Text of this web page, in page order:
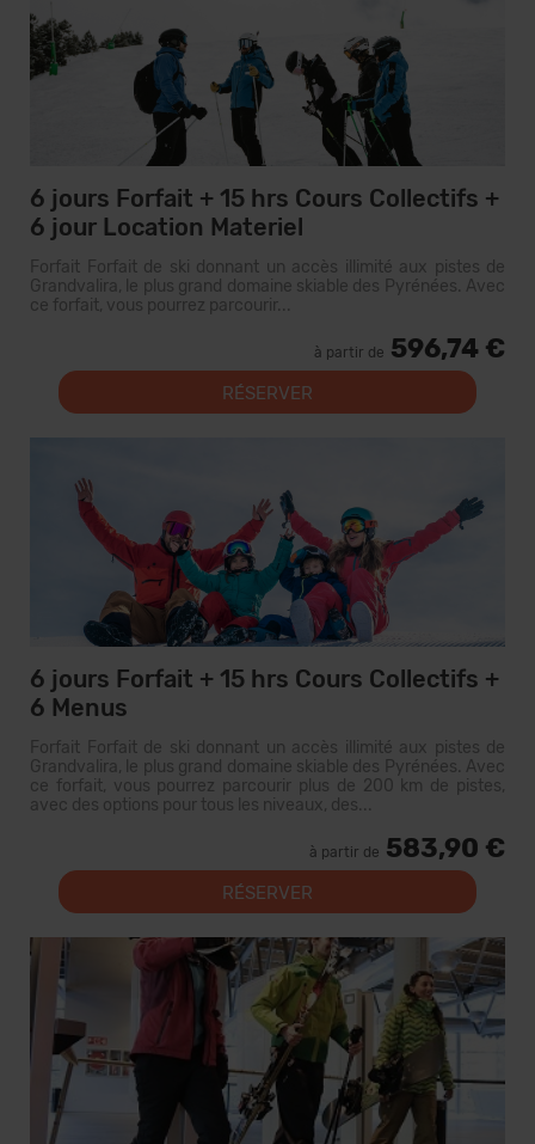
6 jours Forfait + 15 hrs Cours Collectifs +
6 jour Location Materiel
Forfait Forfait de ski donnant un accès illimité aux pistes de
Grandvalira, le plus grand domaine skiable des Pyrénées. Avec
ce forfait, vous pourrez parcourir...
à partir de 596,74 €
RÉSERVER
6 jours Forfait + 15 hrs Cours Collectifs +
6 Menus
Forfait Forfait de ski donnant un accès illimité aux pistes de
Grandvalira, le plus grand domaine skiable des Pyrénées. Avec
ce forfait, vous pourrez parcourir plus de 200 km de pistes,
avec des options pour tous les niveaux, des...
à partir de 583,90 €
RÉSERVER